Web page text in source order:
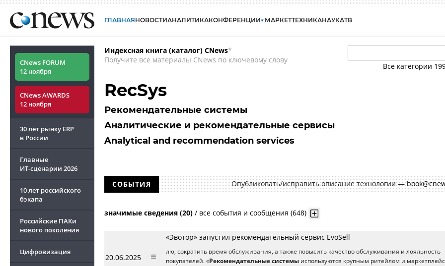
ГЛАВНАЯНОВОСТИАНАЛИТИКАКОНФЕРЕНЦИИ МАРКЕТТЕХНИКАНАУКАТВ
CNews FORUM
12 ноября
CNews AWARDS
12 ноября
30 лет рынку ERP
в России
Главные
ИТ-сценарии 2026
10 лет российского
бэкапа
Российские ПАКи
нового поколения
Цифровизация
Индексная книга (каталог) CNews*
Получите все материалы CNews по ключевому слову
Все категории
RecSys
Рекомендательные системы
Аналитические и рекомендательные сервисы
Analytical and recommendation services
СОБЫТИЯ Опубликовать/исправить описание технологии —
значимые сведения (20) / все события и сообщения (648)
20.06.2025
«Эвотор» запустил рекомендательный сервис EvoSell
лю, сократить время обслуживания, а также повысить качество обслуживания и лояльность
покупателей. «Рекомендательные системы используются крупным ритейлом и